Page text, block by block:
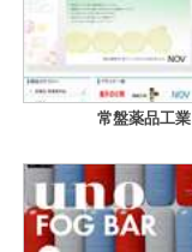
常盤薬品工業